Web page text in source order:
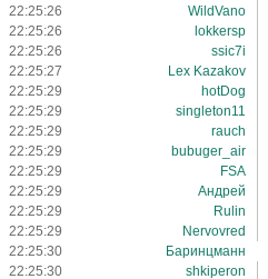
22:25:26
WildVano
22:25:26
lokkersp
22:25:26
ssic7i
22:25:27
Lex Kazakov
22:25:29
hotDog
22:25:29
singleton11
22:25:29
rauch
22:25:29
bubuger_air
22:25:29
FSA
22:25:29
Андрей
22:25:29
Rulin
22:25:29
Nervovred
22:25:30
Баринцманн
22:25:30
shkiperon